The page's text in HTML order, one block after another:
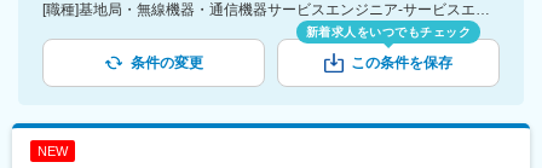
[職種]基地局・無線機器・通信機器サービスエンジニア-サービスエンジニア・サポートエンジニア [勤務地]関東
条件の変更
新着求人をいつでもチェック
この条件を保存
NEW